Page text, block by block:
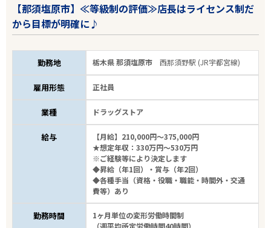
【那須塩原市】≪等級制の評価≫店長はライセンス制だ
から目標が明確に♪
勤務地 栃木県 那須塩原市西那須野駅 (JR宇都宮線)
雇用形態 正社員
業種 ドラッグストア
給与
【月給】210,000円～375,000円
★想定年収：330万円～530万円
※ご経験等により決定します
◆昇給（年1回）・賞与（年2回）
◆各種手当（資格・役職・職能・時間外・交通
費等）あり
勤務時間
1ヶ月単位の変形労働時間制
（週平均所定労働時間40時間）